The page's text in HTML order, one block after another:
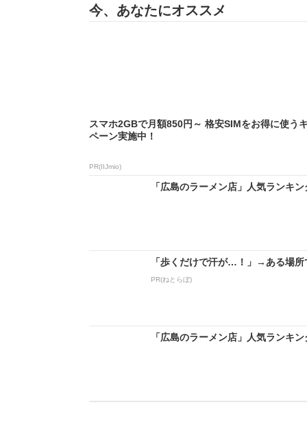
今、あなたにオススメ
スマホ2GBで月額850円～ 格安SIMをお得に使う
ペーン実施中！
PR(IIJmio)
「広島のラーメン店」人気ランキ
「歩くだけで汗が…！」→ある場
PR(ねとらぼ)
「広島のラーメン店」人気ランキ